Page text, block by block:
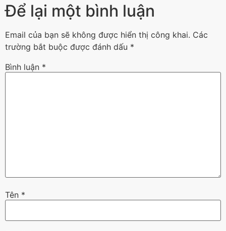
Để lại một bình luận
Email của bạn sẽ không được hiển thị công khai. Các
trường bắt buộc được đánh dấu *
Bình luận *
Tên *